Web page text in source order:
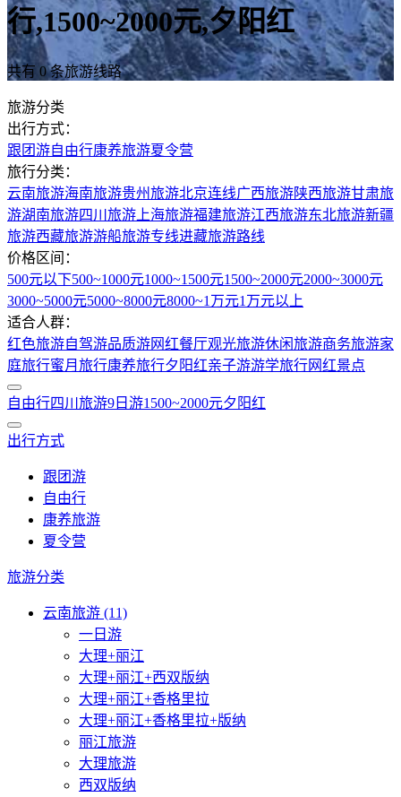
行,1500~2000元,夕阳红
共有 0 条旅游线路
旅游分类
出行方式：
跟团游自由行康养旅游夏令营
旅行分类：
云南旅游海南旅游贵州旅游北京连线广西旅游陕西旅游甘肃旅
游湖南旅游四川旅游 上海旅游福建旅游江西旅游东北旅游新疆
旅游西藏旅游游船旅游专线进藏旅游路线
价格区间：
500元以下500~1000元1000~1500元1500~2000元2000~3000元
3000~5000元5000~8000元8000~1万元1万元以上
适合人群：
红色旅游自驾游品质游网红餐厅观光旅游休闲旅游商务旅游家
庭旅行蜜月旅行康养旅行夕阳红亲子游游学旅行网红景点
自由行四川旅游9日游1500~2000元夕阳红
出行方式
跟团游
自由行
康养旅游
夏令营
旅游分类
云南旅游 (11)
一日游
大理+丽江
大理+丽江+西双版纳
大理+丽江+香格里拉
大理+丽江+香格里拉+版纳
丽江旅游
大理旅游
西双版纳